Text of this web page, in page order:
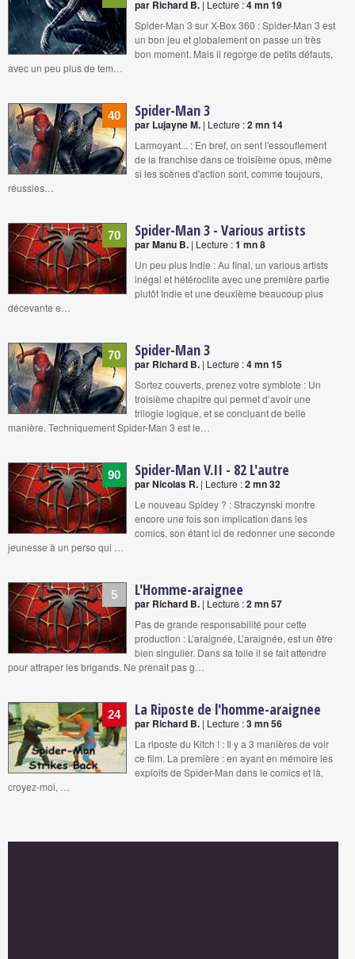
par Richard B. | Lecture :4 mn 19
Spider-Man 3 sur X-Box 360 : Spider-Man 3 est
un bon jeu et globalement on passe un très
bon moment. Mais il regorge de petits défauts,
avec un peu plus de tem…
40 Spider-Man 3
par Lujayne M. | Lecture :2 mn 14
Larmoyant... : En bref, on sent l'essouflement
de la franchise dans ce troisième opus, même
si les scènes d'action sont, comme toujours,
réussies…
70 Spider-Man 3 - Various artists
par Manu B. | Lecture :1 mn 8
Un peu plus Indie : Au final, un various artists
inégal et hétéroclite avec une première partie
plutôt Indie et une deuxième beaucoup plus
décevante e…
70 Spider-Man 3
par Richard B. | Lecture :4 mn 15
Sortez couverts, prenez votre symbiote : Un
troisième chapitre qui permet d’avoir une
trilogie logique, et se concluant de belle
manière. Techniquement Spider-Man 3 est le…
90 Spider-Man V.II - 82 L'autre
par Nicolas R. | Lecture :2 mn 32
Le nouveau Spidey ? : Straczynski montre
encore une fois son implication dans les
comics, son étant ici de redonner une seconde
jeunesse à un perso qui …
5 L'Homme-araignee
par Richard B. | Lecture :2 mn 57
Pas de grande responsabilité pour cette
production : L’araignée, L’araignée, est un être
bien singulier. Dans sa toile il se fait attendre
pour attraper les brigands. Ne prenait pas g…
24 La Riposte de l'homme-araignee
par Richard B. | Lecture :3 mn 56
La riposte du Kitch ! : Il y a 3 manières de voir
ce film. La première : en ayant en mémoire les
exploits de Spider-Man dans le comics et là,
croyez-moi, …